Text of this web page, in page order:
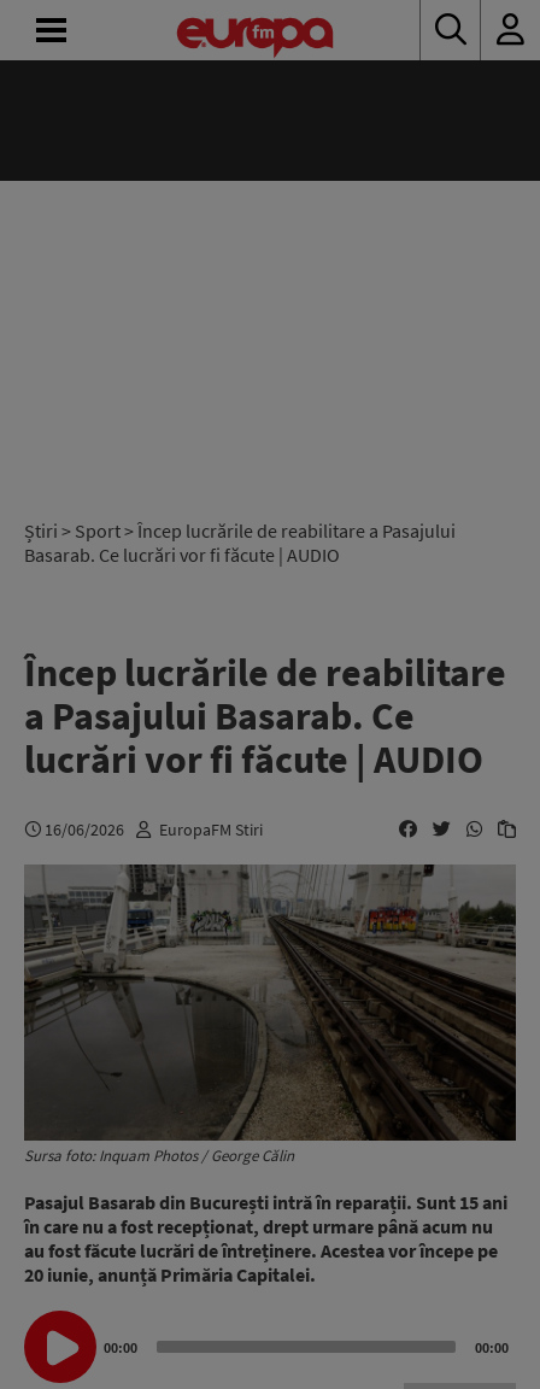
Știri > Sport> Încep lucrările de reabilitare a Pasajului
Basarab. Ce lucrări vor fi făcute | AUDIO
Încep lucrările de reabilitare
a Pasajului Basarab. Ce
lucrări vor fi făcute | AUDIO
16/06/2026 EuropaFM Stiri
Sursa foto: Inquam Photos / George Călin
Pasajul Basarab din București intră în reparații. Sunt 15 ani
în care nu a fost recepționat, drept urmare până acum nu
au fost făcute lucrări de întreținere. Acestea vor începe pe
20 iunie, anunță Primăria Capitalei.
Audio
Player
00:00 00:00